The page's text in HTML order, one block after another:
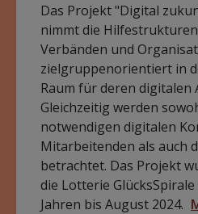
Das Projekt "Digital
nimmt die
Verbänden und
zielgruppenorientiert in
Raum für deren digitalen
Gleichzeitig werden
notwendigen digitalen
Mitarbeitenden als auch
betrachtet. Das Projekt
die Lotterie
Jahren bis August 2024.